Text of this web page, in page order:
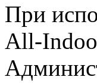
При
All-